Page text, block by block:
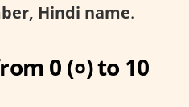
Hindi name.
0 (०) to 10